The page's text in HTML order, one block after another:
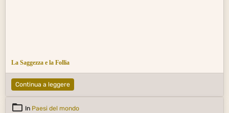
La Saggezza e la Follia
Continua a leggere
In Paesi del mondo